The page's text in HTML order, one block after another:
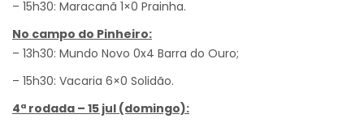
– 15h30: Maracanã 1×0 Prainha.
No campo do Pinheiro:
– 13h30: Mundo Novo 0x4 Barra do Ouro;
– 15h30: Vacaria 6×0 Solidão.
4ª rodada – 15 jul (domingo):